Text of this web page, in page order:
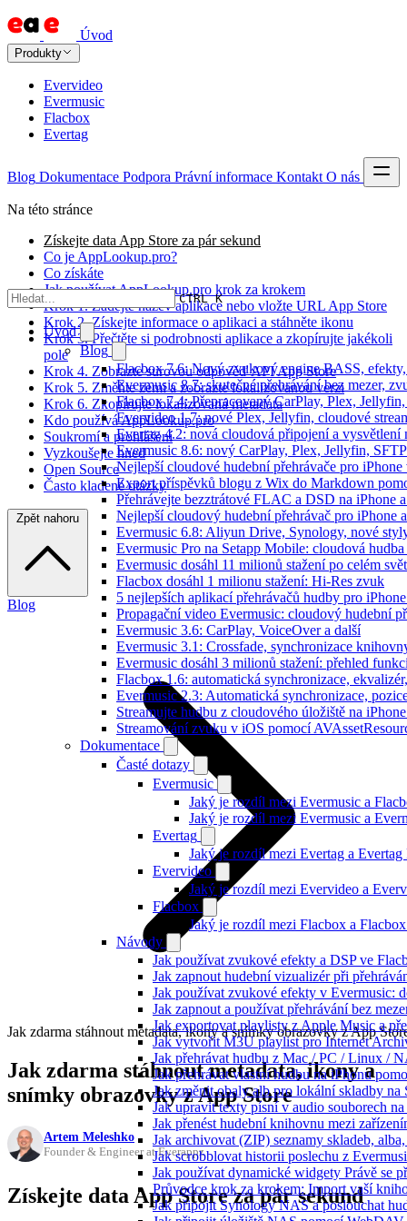
Úvod
Produkty
Evervideo
Evermusic
Flacbox
Evertag
Blog Dokumentace Podpora Právní informace Kontakt O nás
CTRL K
Úvod
Blog
Flacbox 7.6: Nový zvukový engine BASS,
Evermusic 8.7: skutečné přehrávání bez mezer,
Flacbox 7.4: Přepracovaný CarPlay, Plex,
Evervideo 1.7: nové Plex, Jellyfin, cloudové
Evertag 4.2: nová cloudová připojení a vysvětlení
Evermusic 8.6: nový CarPlay, Plex, Jellyfin,
Nejlepší cloudové hudební přehrávače pro iPhone
Export příspěvků blogu z Wix do Markdown
Přehrávejte bezztrátové FLAC a DSD na iPhone
Nejlepší cloudový hudební přehrávač pro iPhone
Evermusic 6.8: Aliyun Drive, Synology, nové
Evermusic Pro na Setapp Mobile: cloudová
Evermusic dosáhl 11 milionů stažení po celém
Flacbox dosáhl 1 milionu stažení: Hi-Res zvuk
5 nejlepších aplikací přehrávačů hudby pro
Propagační video Evermusic: cloudový hudební
Evermusic 3.6: CarPlay, VoiceOver a další
Evermusic 3.1: Crossfade, synchronizace
Evermusic dosáhl 3 milionů stažení: přehled
Flacbox 1.6: automatická synchronizace,
Evermusic 2.3: Automatická synchronizace,
Streamujte hudbu z cloudového úložiště na
Streamování zvuku v iOS pomocí
Dokumentace
Časté dotazy
Evermusic
Jaký je rozdíl mezi Evermusic a
Jaký je rozdíl mezi Evermusic a
Evertag
Jaký je rozdíl mezi Evertag a Evertag
Evervideo
Jaký je rozdíl mezi Evervideo a
Flacbox
Jaký je rozdíl mezi Flacbox a
Návody
Jak používat zvukové efekty a DSP ve
Jak zapnout hudební vizualizér při
Jak používat zvukové efekty v Evermusic:
Jak zapnout a používat přehrávání bez
Jak exportovat playlisty z Apple Music a
Jak vytvořit M3U playlist pro Internet
Jak přehrávat hudbu z Mac / PC / Linux /
Jak přehrávat vlastní hudbu na iPhonu
Jak změnit obaly alb pro lokální skladby
Jak upravit texty písní v audio souborech
Jak přenést hudební knihovnu mezi
Jak archivovat (ZIP) seznamy skladeb,
Jak scrobblovat historii poslechu z
Jak používat dynamické widgety Právě se
Průvodce krok za krokem: Import vaší
Jak připojit Synology NAS a poslouchat
Na této stránce
Získejte data App Store za pár sekund
Co je AppLookup.pro?
Co získáte
Jak používat AppLookup.pro krok za krokem
Krok 1. Zadejte název aplikace nebo vložte URL App Store
Krok 2. Získejte informace o aplikaci a stáhněte ikonu
Krok 3. Přečtěte si podrobnosti aplikace a zkopírujte jakékoli
pole
Krok 4. Zobrazte surovou odpověď API App Store
Krok 5. Změňte zemi a zobrazte lokalizovanou verzi
Krok 6. Zkopírujte lokalizovaná metadata
Kdo používá AppLookup.pro
Soukromí a prohlášení
Vyzkoušejte hned
Open Source
Často kladené otázky
Zpět nahoru
Blog
Jak zdarma stáhnout metadata, ikony a snímky obrazovky z App
Jak zdarma stáhnout metadata, ikony a
snímky obrazovky z App Store
Artem Meleshko
Founder & Engineer at Everappz
Získejte data App Store za pár sekund